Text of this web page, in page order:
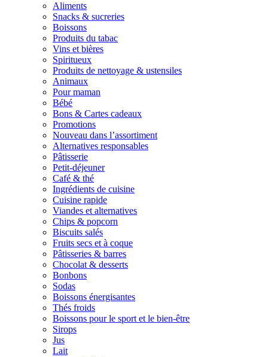
Aliments
Snacks & sucreries
Boissons
Produits du tabac
Vins et bières
Spiritueux
Produits de nettoyage & ustensiles
Animaux
Pour maman
Bébé
Bons & Cartes cadeaux
Promotions
Nouveau dans l’assortiment
Alternatives responsables
Pâtisserie
Petit-déjeuner
Café & thé
Ingrédients de cuisine
Cuisine rapide
Viandes et alternatives
Chips & popcorn
Biscuits salés
Fruits secs et à coque
Pâtisseries & barres
Chocolat & desserts
Bonbons
Sodas
Boissons énergisantes
Thés froids
Boissons pour le sport et le bien-être
Sirops
Jus
Lait